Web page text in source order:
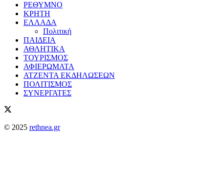
ΡΕΘΥΜΝΟ
ΚΡΗΤΗ
ΕΛΛΑΔΑ
Πολιτική
ΠΑΙΔΕΙΑ
ΑΘΛΗΤΙΚΑ
ΤΟΥΡΙΣΜΟΣ
ΑΦΙΕΡΩΜΑΤΑ
ΑΤΖΕΝΤΑ ΕΚΔΗΛΩΣΕΩΝ
ΠΟΛΙΤΙΣΜΟΣ
ΣΥΝΕΡΓΑΤΕΣ
© 2025 rethnea.gr